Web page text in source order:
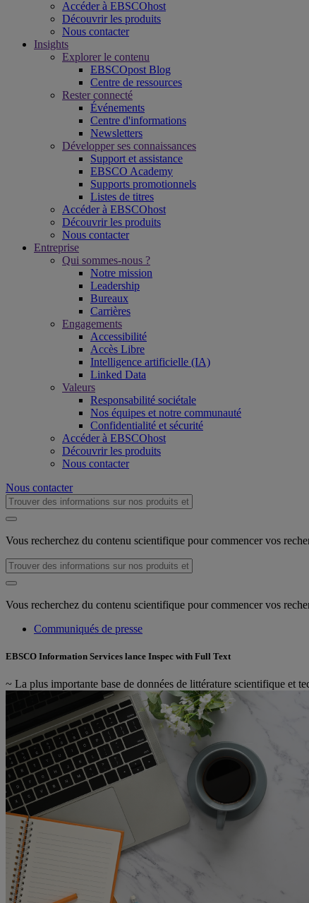
Accéder à EBSCOhost
Découvrir les produits
Nous contacter
Insights
Explorer le contenu
EBSCOpost Blog
Centre de ressources
Rester connecté
Événements
Centre d'informations
Newsletters
Développer ses connaissances
Support et assistance
EBSCO Academy
Supports promotionnels
Listes de titres
Accéder à EBSCOhost
Découvrir les produits
Nous contacter
Entreprise
Qui sommes-nous ?
Notre mission
Leadership
Bureaux
Carrières
Engagements
Accessibilité
Accès Libre
Intelligence artificielle (IA)
Linked Data
Valeurs
Responsabilité sociétale
Nos équipes et notre communauté
Confidentialité et sécurité
Accéder à EBSCOhost
Découvrir les produits
Nous contacter
Nous contacter
Vous recherchez du contenu scientifique pour commencer vos
Vous recherchez du contenu scientifique pour commencer vos
Communiqués de presse
EBSCO Information Services lance Inspec with Full Text
~ La plus importante base de données de littérature scientifique et